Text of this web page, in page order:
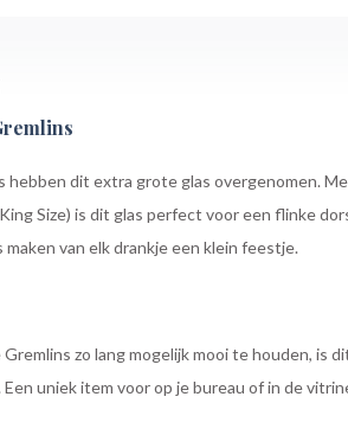
hebben dit extra grote glas overgenomen.
Size) is dit glas perfect voor een flinke
van elk drankje een klein feestje.
zo lang mogelijk mooi te houden, is
uniek item voor op je bureau of in de